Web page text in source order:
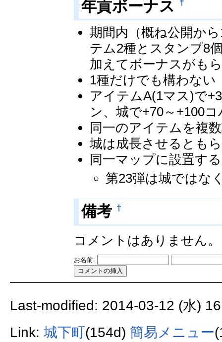
年貢ボーナス †
期間内（概ね公開か
テム2種とスタンプ8
加えてボーナスがも
1種だけでも構わない
アイテムA(1マス)で
ン、城で+70～+100
同一のアイテムを複
城は成長させるとも
同一マップに設置す
第23弾は城ではな
備考 †
コメントはありません
お名前:
Last-modified: 2014-03-12 (水)
Link: 城下町(154d) 簡易メニュー